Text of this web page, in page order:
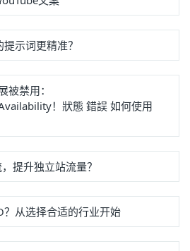
示词更精准？
禁用：
！狀態 錯誤 如何使用
提升独立站流量？
从选择合适的行业开始